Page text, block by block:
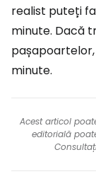
realist puteți
minute. Dacă
minute.
Acest articol
editorială